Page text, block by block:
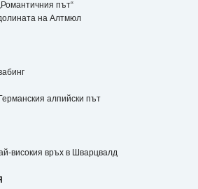
път“
на Алтмюл
алпийски път
високия връх в Шварцвалд